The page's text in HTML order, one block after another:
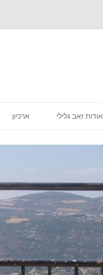
אודות זאב גלילי ארכיון